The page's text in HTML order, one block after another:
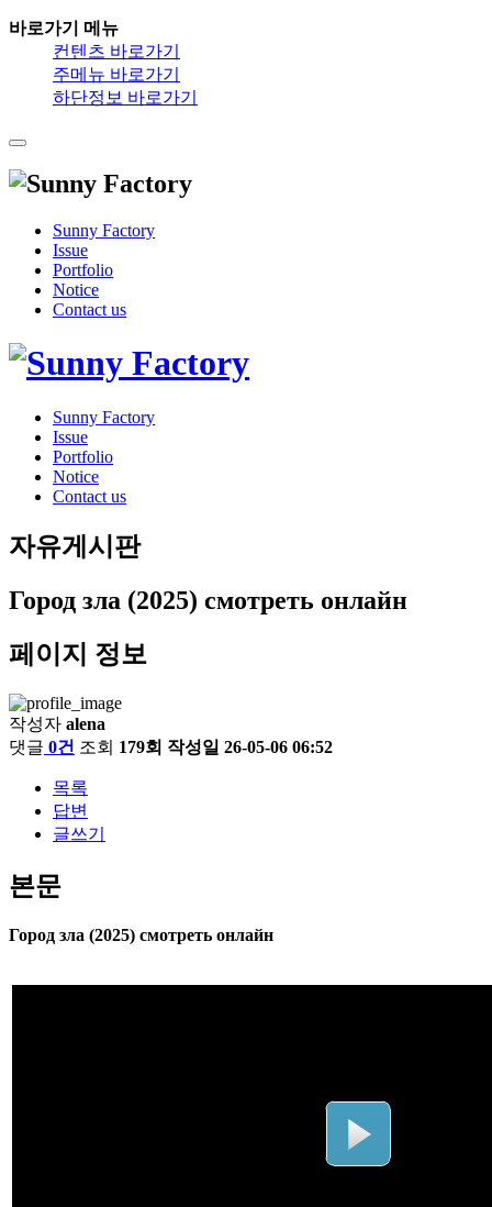
바로가기 메뉴
컨텐츠 바로가기
주메뉴 바로가기
하단정보 바로가기
Sunny Factory
Issue
Portfolio
Notice
Contact us
Sunny Factory
Issue
Portfolio
Notice
Contact us
자유게시판
Город зла (2025) смотреть онлайн
페이지 정보
작성자 alena
댓글 0건 조회 179회 작성일 26-05-06 06:52
목록
답변
글쓰기
본문
Город зла (2025) смотреть онлайн